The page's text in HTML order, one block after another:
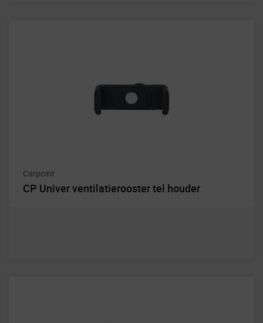
Carpoint
CP Univer ventilatierooster tel houder